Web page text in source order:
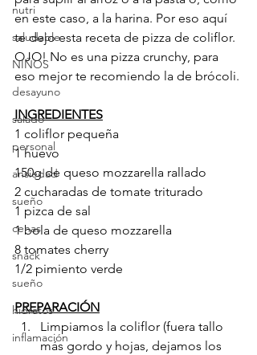
nutri
saludable
NIÑOS
desayuno
salado
personal
ansiedad
sueño
cenas
snack
sueño
hidratos
inflamación
en este caso, a la harina. Por eso aquí
te dejo esta receta de pizza de coliflor.
OJO! No es una pizza crunchy, para
eso mejor te recomiendo la de brócoli.
INGREDIENTES
1 coliflor pequeña
1 huevo
150g de queso mozzarella rallado
2 cucharadas de tomate triturado
1 pizca de sal
1 bola de queso mozzarella
8 tomates cherry
1/2 pimiento verde
PREPARACIÓN
Limpiamos la coliflor (fuera tallo
más gordo y hojas, dejamos los